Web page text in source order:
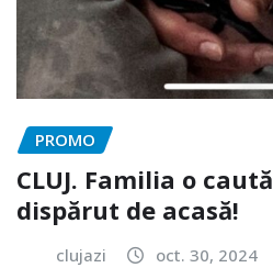
PROMO
CLUJ. Familia o
dispărut de acasă!
clujazi oct. 30, 2024